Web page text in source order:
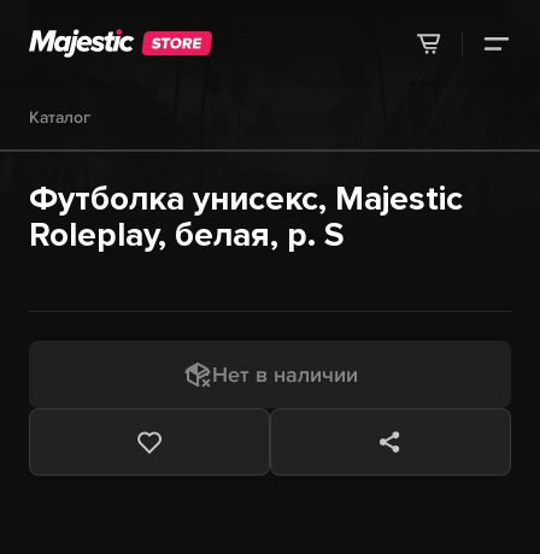
Каталог
Футболка унисекс, Majestic
Roleplay, белая, р. S
Нет в наличии